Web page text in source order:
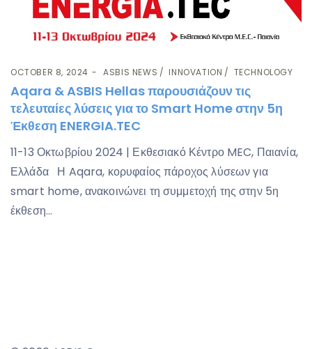
OCTOBER 8, 2024 ASBIS NEWS INNOVATION TECHNOLOGY
Aqara & ASBIS Hellas παρουσιάζουν τις
τελευταίες λύσεις για το Smart Home στην 5η
Έκθεση ENERGIA.TEC
11-13 Οκτωβρίου 2024 | Εκθεσιακό Κέντρο MEC, Παιανία,
Ελλάδα Η Aqara, κορυφαίος πάροχος λύσεων για
smart home, ανακοινώνει τη συμμετοχή της στην 5η
έκθεση...